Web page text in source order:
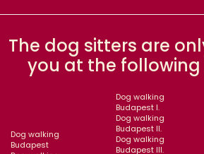
The dog sitters are
you at the
Dog walking
Budapest
Dog walking
Budapest I.
Dog walking
Budapest II.
Dog walking
Budapest III.